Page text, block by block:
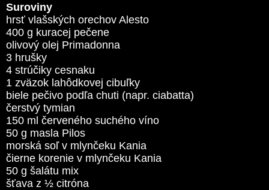
Suroviny
hrsť vlašských orechov Alesto
400 g kuracej pečene
olivový olej Primadonna
3 hrušky
4 strúčiky cesnaku
1 zväzok lahôdkovej cibuľky
biele pečivo podľa chuti (napr. ciabatta)
čerstvý tymian
150 ml červeného suchého víno
50 g masla Pilos
morská soľ v mlynčeku Kania
čierne korenie v mlynčeku Kania
50 g šalátu mix
šťava z ½ citróna